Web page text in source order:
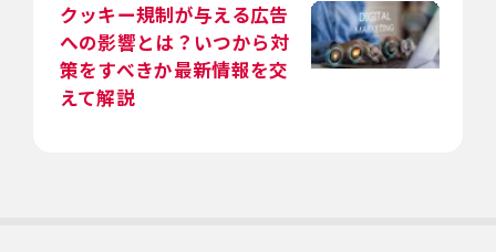
クッキー規制が与える広告
への影響とは？いつから対
策をすべきか最新情報を交
えて解説